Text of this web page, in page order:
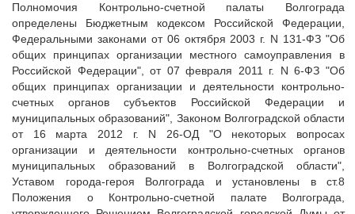
Полномочия Контрольно-счетной палаты Волгограда
определены Бюджетным кодексом Российской Федерации,
Федеральными законами от 06 октября 2003 г. N 131-ФЗ "Об
общих принципах организации местного самоуправления в
Российской Федерации", от 07 февраля 2011 г. N 6-ФЗ "Об
общих принципах организации и деятельности контрольно-
счетных органов субъектов Российской Федерации и
муниципальных образований", Законом Волгоградской области
от 16 марта 2012 г. N 26-ОД "О некоторых вопросах
организации и деятельности контрольно-счетных органов
муниципальных образований в Волгоградской области",
Уставом города-героя Волгограда и установлены в ст.8
Положения о Контрольно-счетной палате Волгограда,